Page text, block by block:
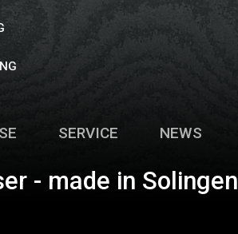
SERVICE NEWS
- made in Solingen